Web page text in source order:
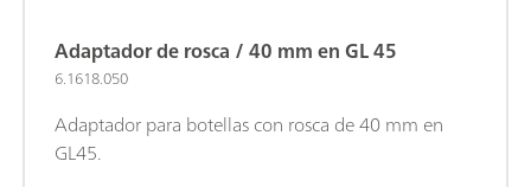
Adaptador de rosca / 40 mm en GL 45
6.1618.050
Adaptador para botellas con rosca de 40 mm en
GL45.